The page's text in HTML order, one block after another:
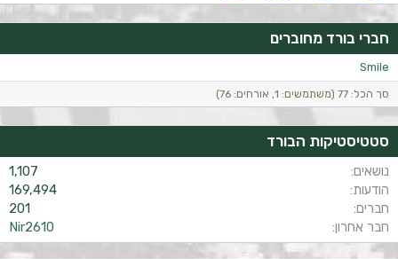
חברי בורד מחוברים
Smile
סך הכל: 77 (משתמשים: 1, אורחים: 76)
סטטיסטיקות הבורד
נושאים
1,107
הודעות
169,494
חברים
201
חבר אחרון
Nir2610